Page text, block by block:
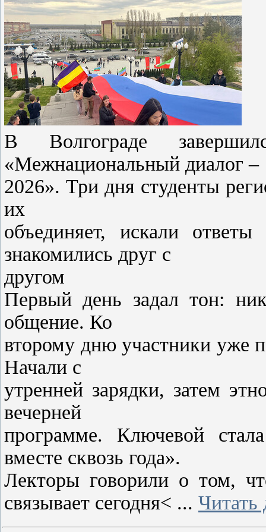
В Волгограде
«Межнациональный диалог –
2026». Три дня студенты
их
объединяет, искали
знакомились друг с
другом
Первый день задал тон:
общение. Ко
второму дню участники уже
Начали с
утренней зарядки, затем
вечерней
программе. Ключевой
вместе сквозь года».
Лекторы говорили о том,
связывает сегодня< ... Читать